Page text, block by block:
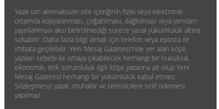
Yazılı izin alınmaksızın site içeriğinin fiziki veya elektronik
ortamda kopyalanması, çoğaltılması, dağıtılması veya yeniden
yayınlanması aksi belirtilmediği sürece yasal yükümlülük altına
sokabilir. Daha fazla bilgi almak için telefon veya eposta ile
irtibata geçilebilir. Yeni Mesaj Gazetesi'nde yer alan köşe
yazıları sebebi ile ortaya çıkabilecek herhangi bir hukuksal,
ekonomik, etik sorumluluk ilgili köşe yazarına ait olup Yeni
Mesaj Gazetesi herhangi bir yükümlülük kabul etmez.
Sözleşmesiz yazar, muhabir ve temsilcilere telif ödemesi
yapılmaz.